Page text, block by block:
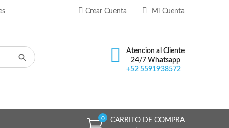
×
×
×
×
Mi Cuenta
Crear Cuenta
Atencion al Cliente
24/7 Whatsapp
+52 5591938572
CARRITO DE COMPRA
0